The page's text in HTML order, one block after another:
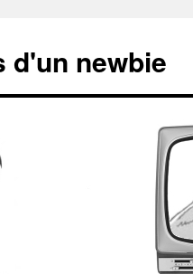
d'un newbie